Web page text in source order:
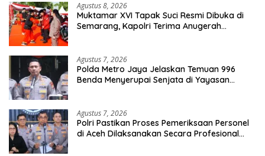
Agustus 8, 2026
Muktamar XVI Tapak Suci Resmi Dibuka di
Semarang, Kapolri Terima Anugerah
Agustus 7, 2026
Polda Metro Jaya Jelaskan Temuan 996
Benda Menyerupai Senjata di Yayasan
Agustus 7, 2026
Polri Pastikan Proses Pemeriksaan Personel
di Aceh Dilaksanakan Secara Profesional